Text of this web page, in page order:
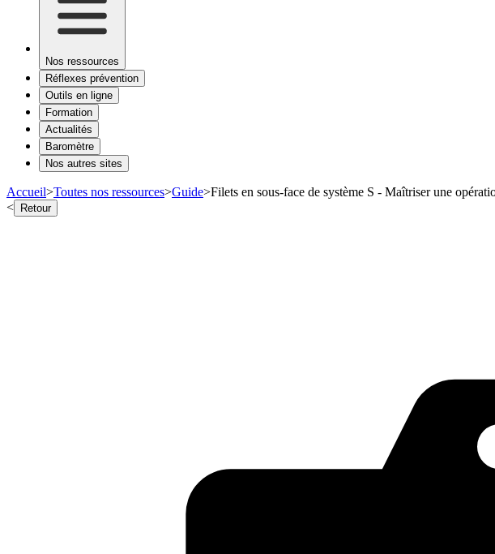
Nos ressources
Réflexes prévention
Outils en ligne
Formation
Actualités
Baromètre
Nos autres sites
Accueil>Toutes nos ressources>Guide>Filets en sous-face de système S - Maîtriser une
< Retour